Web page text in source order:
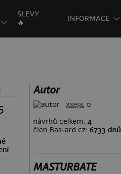
SLEVY
🔥
INFORMACE
Autor
xseja, 0
návrhů celkem: 4
člen Bastard.cz: 6733 dnů
MASTURBATE